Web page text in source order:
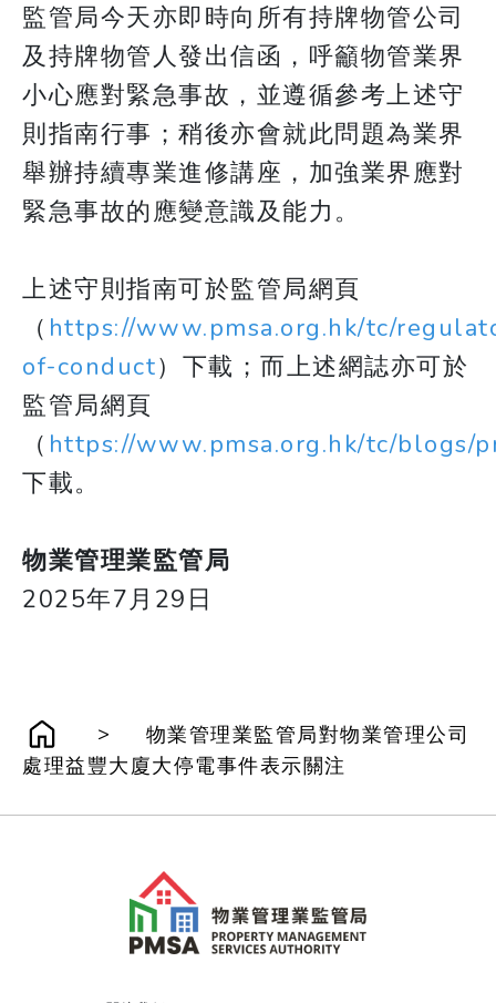
監管局今天亦即時向所有持牌物管公司
及持牌物管人發出信函，呼籲物管業界
小心應對緊急事故，並遵循參考上述守
則指南行事；稍後亦會就此問題為業界
舉辦持續專業進修講座，加強業界應對
緊急事故的應變意識及能力。
上述守則指南可於監管局網頁
（ https://www.pmsa.org.hk/tc/
of-conduct）下載；而上述網誌亦可於
監管局網頁
（ https://www.pmsa.org.hk/tc/blogs/
下載。
物業管理業監管局
2025年7月29日
>
物業管理業監管局對物業管理公司
處理益豐大廈大停電事件表示關注